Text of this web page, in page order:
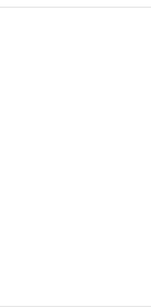
・型番：NF-PC400